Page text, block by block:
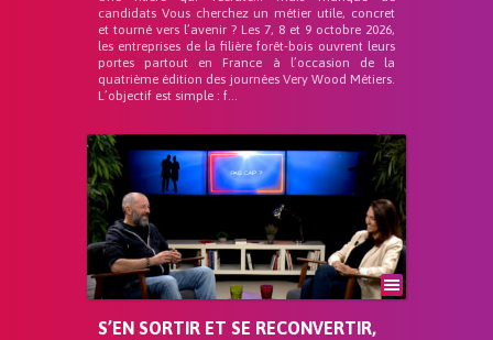
candidats Vous cherchez un métier utile, concret
et tourné vers l’avenir ? Les 7, 8 et 9 octobre 2026,
les entreprises de la filière forêt-bois ouvrent leurs
portes partout en France à l’occasion de la
quatrième édition des journées Very Wood Métiers.
L’objectif est simple : f...
S’EN SORTIR ET SE RECONVERTIR,